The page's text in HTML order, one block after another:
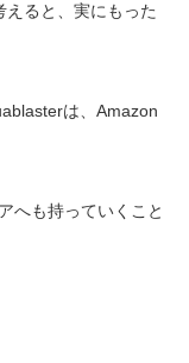
ると、実にもった
は、Amazon
へも持っていくこと